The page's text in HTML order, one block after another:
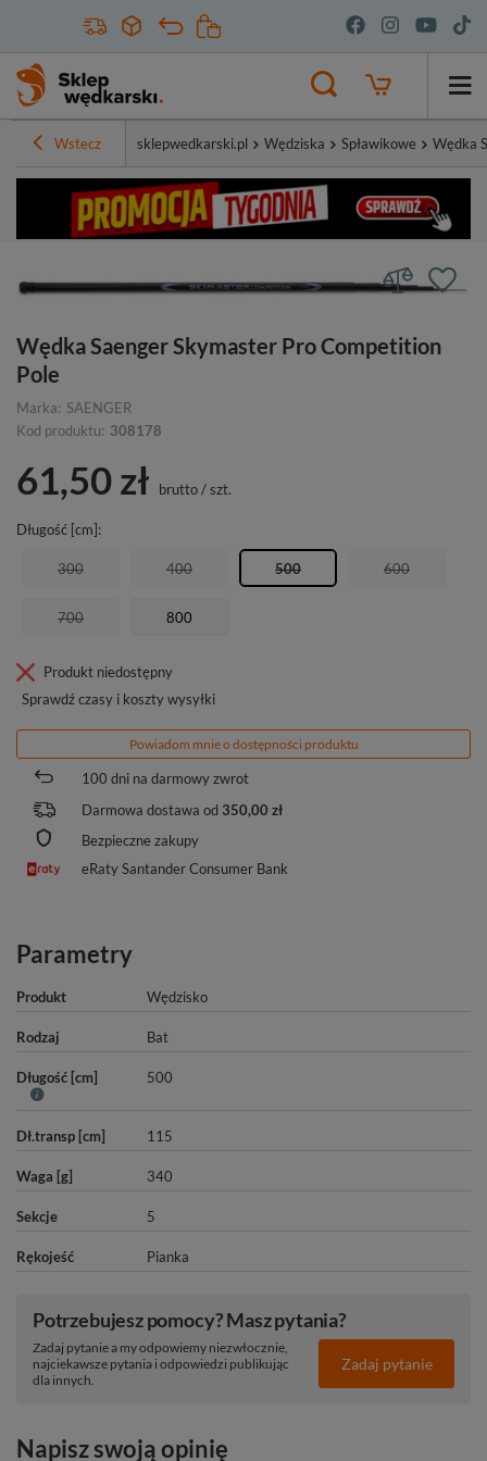
Wstecz sklepwedkarski.pl Wędziska Spławikowe Wędka
Wędka Saenger Skymaster Pro Competition
Pole
Marka: SAENGER
Kod produktu: 308178
61,50 zł brutto/szt.
Długość [cm]
300 400 500 600
700 800
Produkt niedostępny
Sprawdź czasy i koszty wysyłki
Powiadom mnie o dostępności produktu
100 dni na darmowy zwrot
Darmowa dostawa od 350,00 zł
Bezpieczne zakupy
eRaty Santander Consumer Bank
Parametry
Produkt Wędzisko
Rodzaj Bat
Długość [cm] 500
Dł.transp [cm] 115
Waga [g] 340
Sekcje 5
Rękojeść Pianka
Potrzebujesz pomocy? Masz pytania?
Zadaj pytanie a my odpowiemy niezwłocznie,
najciekawsze pytania i odpowiedzi publikując
dla innych.
Zadaj pytanie
Napisz swoją opinię